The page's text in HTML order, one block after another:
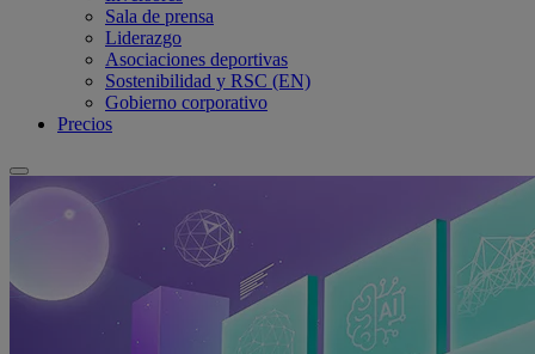
Sala de prensa
Liderazgo
Asociaciones deportivas
Sostenibilidad y RSC (EN)
Gobierno corporativo
Precios